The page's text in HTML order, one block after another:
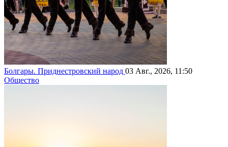
Болгары. Приднестровский народ 03 Авг., 2026, 11:50
Общество